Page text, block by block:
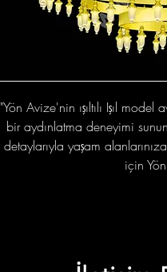
"Yön Avize'nin ışıltılı Işıl
bir aydınlatma deneyimi
detaylarıyla yaşam
için